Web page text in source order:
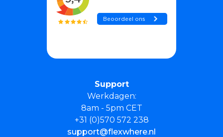
Support
Werkdagen:
8am - 5pm CET
+31 (0)570 572 238
support@flexwhere.nl